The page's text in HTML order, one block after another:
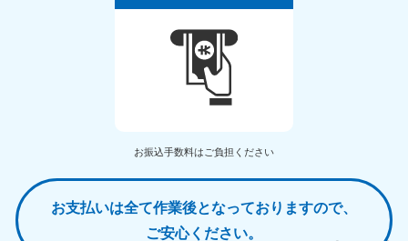
お振込手数料はご負担ください
お支払いは全て作業後となっておりますので、
ご安心ください。